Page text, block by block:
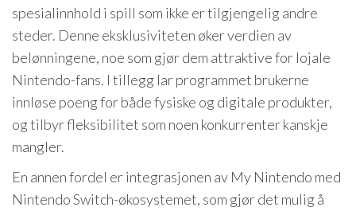
spesialinnhold i spill som ikke er tilgjengelig andre
steder. Denne eksklusiviteten øker verdien av
belønningene, noe som gjør dem attraktive for lojale
Nintendo-fans. I tillegg lar programmet brukerne
innløse poeng for både fysiske og digitale produkter,
og tilbyr fleksibilitet som noen konkurrenter kanskje
mangler.
En annen fordel er integrasjonen av My Nintendo med
Nintendo Switch-økosystemet, som gjør det mulig å